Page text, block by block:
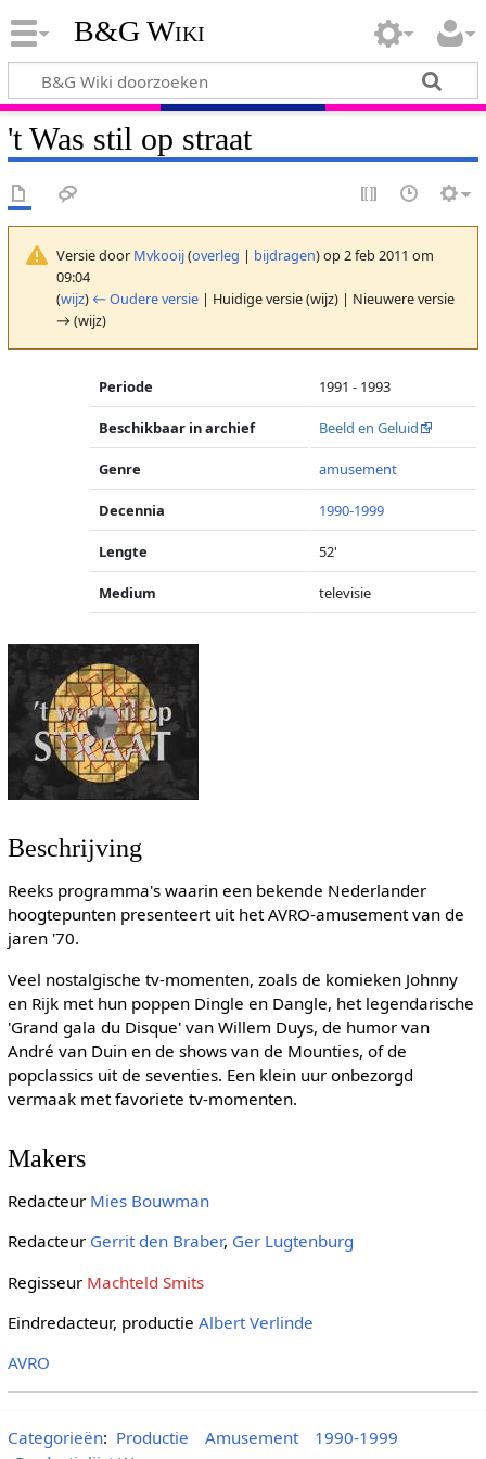
B&G Wiki
't Was stil op straat
Versie door Mvkooij(overleg | bijdragen)op 2 feb 2011 om
09:04
(wijz) ← Oudere versie| Huidige versie (wijz) | Nieuwere versie
→ (wijz)
Periode 1991 - 1993
Beschikbaar in archief Beeld en Geluid
Genre amusement
Decennia 1990-1999
Lengte 52'
Medium televisie
Beschrijving
Reeks programma's waarin een bekende Nederlander
hoogtepunten presenteert uit het AVRO-amusement van de
jaren '70.
Veel nostalgische tv-momenten, zoals de komieken Johnny
en Rijk met hun poppen Dingle en Dangle, het legendarische
'Grand gala du Disque' van Willem Duys, de humor van
André van Duin en de shows van de Mounties, of de
popclassics uit de seventies. Een klein uur onbezorgd
vermaak met favoriete tv-momenten.
Makers
Redacteur Mies Bouwman
Redacteur Gerrit den Braber, Ger Lugtenburg
Regisseur Machteld Smits
Eindredacteur, productie Albert Verlinde
AVRO
Categorieën: Productie Amusement
1990-1999